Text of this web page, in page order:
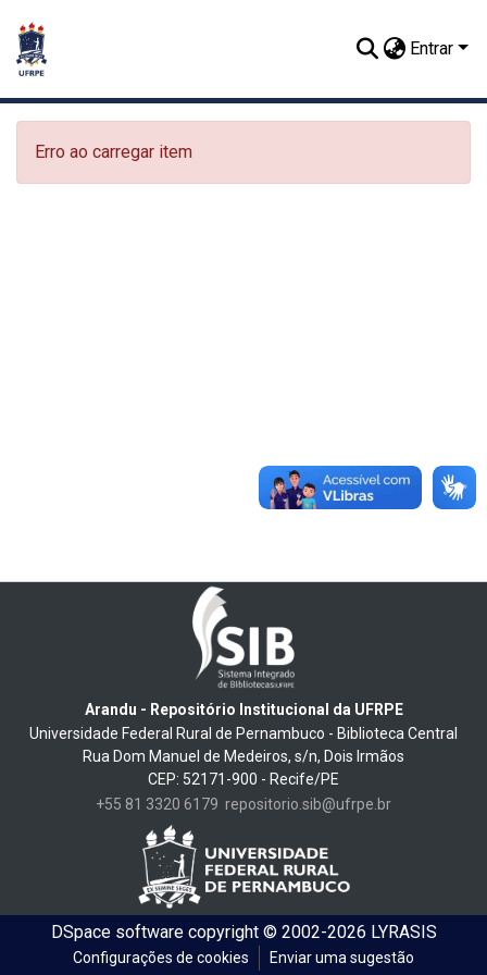
Entrar
Erro ao carregar item
Arandu - Repositório Institucional da UFRPE
Universidade Federal Rural de Pernambuco - Biblioteca Central
Rua Dom Manuel de Medeiros, s/n, Dois Irmãos
CEP: 52171-900 - Recife/PE
+55 81 3320 6179 repositorio.sib@ufrpe.br
DSpace softwarecopyright © 2002-2026 LYRASIS
Configurações de cookies Enviar uma sugestão